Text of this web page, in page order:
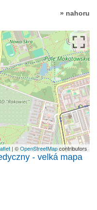
» nahoru
| ©OpenStreetMapcontributors
- velká mapa